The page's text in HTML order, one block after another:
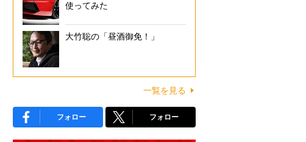
使ってみた
大竹聡の「昼酒御免！」
一覧を見る
フォロー フォロー